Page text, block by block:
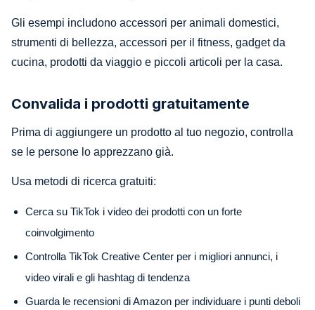
Gli esempi includono accessori per animali domestici,
strumenti di bellezza, accessori per il fitness, gadget da
cucina, prodotti da viaggio e piccoli articoli per la casa.
Convalida i prodotti gratuitamente
Prima di aggiungere un prodotto al tuo negozio, controlla
se le persone lo apprezzano già.
Usa metodi di ricerca gratuiti:
Cerca su TikTok i video dei prodotti con un forte
coinvolgimento
Controlla TikTok Creative Center per i migliori annunci, i
video virali e gli hashtag di tendenza
Guarda le recensioni di Amazon per individuare i punti deboli